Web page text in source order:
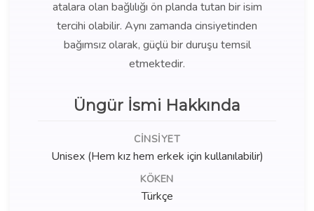
atalara olan bağlılığı ön planda tutan bir isim
tercihi olabilir. Aynı zamanda cinsiyetinden
bağımsız olarak, güçlü bir duruşu temsil
etmektedir.
Üngür İsmi Hakkında
CINSIYET
Unisex (Hem kız hem erkek için kullanılabilir)
KÖKEN
Türkçe